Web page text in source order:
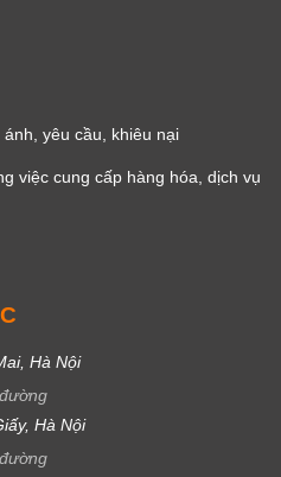
yêu cầu, khiêu nại
việc cung cấp hàng hóa, dịch vụ
Hà Nội
Hà Nội